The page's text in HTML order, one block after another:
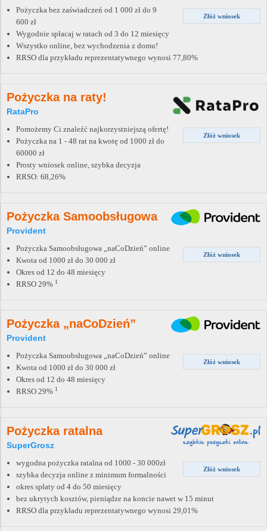
Złóż wniosek
Pożyczka bez zaświadczeń od 1 000 zł do 9
600 zł
Wygodnie spłacaj w ratach od 3 do 12 miesięcy
Wszystko online, bez wychodzenia z domu!
RRSO dla przykładu reprezentatywnego wynosi 77,80%
Pożyczka na raty!
RataPro
Złóż wniosek
Pomożemy Ci znaleźć najkorzystniejszą ofertę!
Pożyczka na 1 - 48 rat na kwotę od 1000 zł do
60000 zł
Prosty wniosek online, szybka decyzja
RRSO: 68,26%
Pożyczka Samoobsługowa
Provident
Złóż wniosek
Pożyczka Samoobsługowa „naCoDzień” online
Kwota od 1000 zł do 30 000 zł
Okres od 12 do 48 miesięcy
RRSO 29% 1
Pożyczka „naCoDzień”
Provident
Złóż wniosek
Pożyczka Samoobsługowa „naCoDzień” online
Kwota od 1000 zł do 30 000 zł
Okres od 12 do 48 miesięcy
RRSO 29% 1
Pożyczka ratalna
SuperGrosz
Złóż wniosek
wygodna pożyczka ratalna od 1000 - 30 000zł
szybka decyzja online z minimum formalności
okres spłaty od 4 do 50 miesięcy
bez ukrytych kosztów, pieniądze na koncie nawet w 15 minut
RRSO dla przykładu reprezentatywnego wynosi 29,01%